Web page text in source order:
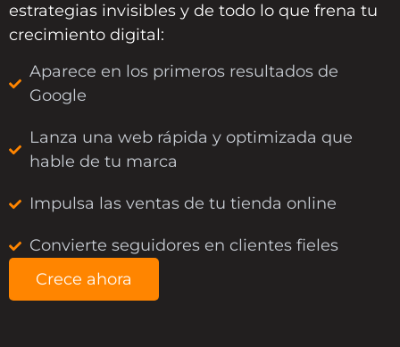
estrategias invisibles y de todo lo que frena tu
crecimiento digital:
Aparece en los primeros resultados de
Google
Lanza una web rápida y optimizada que
hable de tu marca
Impulsa las ventas de tu tienda online
Convierte seguidores en clientes fieles
Crece ahora